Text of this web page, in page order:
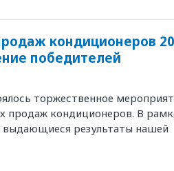
кондиционеров
победителей
торжественное
продаж кондиционеров. В
результаты нашей